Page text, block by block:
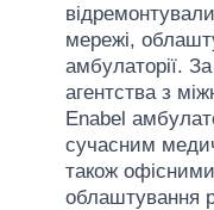
мережі,
амбулаторії.
агентства з
Enabel
сучасним
також
облаштування